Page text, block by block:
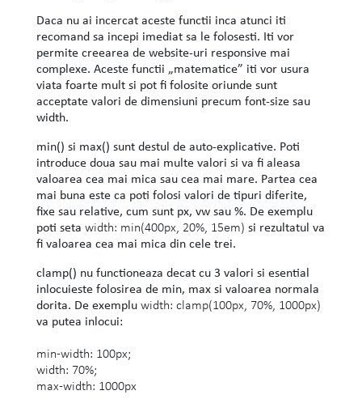
Daca nu ai incercat aceste functii inca atunci iti
recomand sa incepi imediat sa le folosesti. Iti vor
permite creearea de website-uri responsive mai
complexe. Aceste functii „matematice” iti vor usura
viata foarte mult si pot fi folosite oriunde sunt
acceptate valori de dimensiuni precum font-size sau
width.
min() si max() sunt destul de auto-explicative. Poti
introduce doua sau mai multe valori si va fi aleasa
valoarea cea mai mica sau cea mai mare. Partea cea
mai buna este ca poti folosi valori de tipuri diferite,
fixe sau relative, cum sunt px, vw sau %. De exemplu
poti seta width: min(400px, 20%, 15em) si rezultatul va
fi valoarea cea mai mica din cele trei.
clamp() nu functioneaza decat cu 3 valori si esential
inlocuieste folosirea de min, max si valoarea normala
dorita. De exemplu width: clamp(100px, 70%, 1000px)
va putea inlocui:
min-width: 100px;
width: 70%;
max-width: 1000px